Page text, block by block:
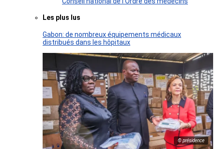
Les plus lus
Gabon: de nombreux équipements médicaux
distribués dans les hôpitaux
© présidence